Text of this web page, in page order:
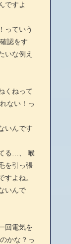
ですよ
っていう
認をす
いな例え
くねって
ない！っ
いんです
る…、 喉
を引っ張
すよね。
いんで
回電気を
かな？っ